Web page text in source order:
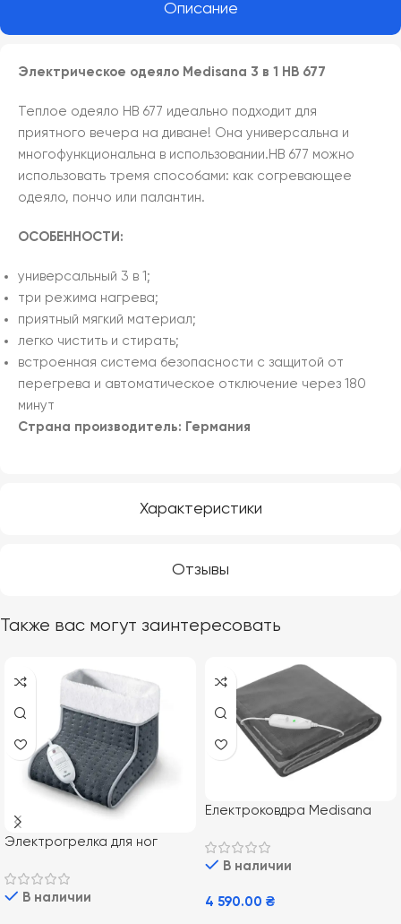
Описание
Характеристики
Отзывы
Электрическое одеяло Medisana 3 в 1 HB 677
Теплое одеяло HB 677 идеально подходит для
приятного вечера на диване! Она универсальна и
многофункциональна в использовании.HB 677 можно
использовать тремя способами: как согревающее
одеяло, пончо или палантин.
ОСОБЕННОСТИ:
универсальный 3 в 1;
три режима нагрева;
приятный мягкий материал;
легко чистить и стирать;
встроенная система безопасности с защитой от
перегрева и автоматическое отключение через 180
минут
Страна производитель: Германия
Также вас могут заинтересовать
Электрогрелка для ног
В наличии
Електроковдра Medisana
В наличии
4 590.00 ₴